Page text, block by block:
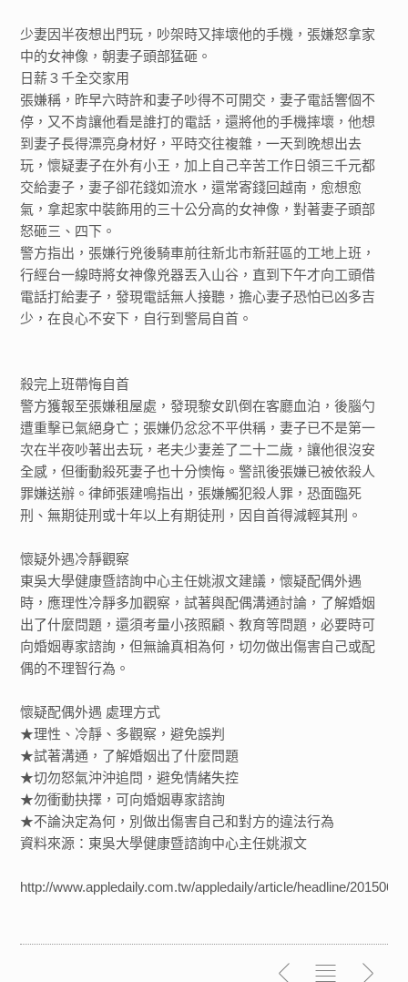
少妻因半夜想出門玩，吵架時又摔壞他的手機，張嫌怒拿家
中的女神像，朝妻子頭部猛砸。
日薪３千全交家用
張嫌稱，昨早六時許和妻子吵得不可開交，妻子電話響個不
停，又不肯讓他看是誰打的電話，還將他的手機摔壞，他想
到妻子長得漂亮身材好，平時交往複雜，一天到晚想出去
玩，懷疑妻子在外有小王，加上自己辛苦工作日領三千元都
交給妻子，妻子卻花錢如流水，還常寄錢回越南，愈想愈
氣，拿起家中裝飾用的三十公分高的女神像，對著妻子頭部
怒砸三、四下。
警方指出，張嫌行兇後騎車前往新北市新莊區的工地上班，
行經台一線時將女神像兇器丟入山谷，直到下午才向工頭借
電話打給妻子，發現電話無人接聽，擔心妻子恐怕已凶多吉
少，在良心不安下，自行到警局自首。
殺完上班帶悔自首
警方獲報至張嫌租屋處，發現黎女趴倒在客廳血泊，後腦勺
遭重擊已氣絕身亡；張嫌仍忿忿不平供稱，妻子已不是第一
次在半夜吵著出去玩，老夫少妻差了二十二歲，讓他很沒安
全感，但衝動殺死妻子也十分懊悔。警訊後張嫌已被依殺人
罪嫌送辦。律師張建鳴指出，張嫌觸犯殺人罪，恐面臨死
刑、無期徒刑或十年以上有期徒刑，因自首得減輕其刑。
懷疑外遇冷靜觀察
東吳大學健康暨諮詢中心主任姚淑文建議，懷疑配偶外遇
時，應理性冷靜多加觀察，試著與配偶溝通討論，了解婚姻
出了什麼問題，還須考量小孩照顧、教育等問題，必要時可
向婚姻專家諮詢，但無論真相為何，切勿做出傷害自己或配
偶的不理智行為。
懷疑配偶外遇 處理方式
★理性、冷靜、多觀察，避免誤判
★試著溝通，了解婚姻出了什麼問題
★切勿怒氣沖沖追問，避免情緒失控
★勿衝動抉擇，可向婚姻專家諮詢
★不論決定為何，別做出傷害自己和對方的違法行為
資料來源：東吳大學健康暨諮詢中心主任姚淑文
http://www.appledaily.com.tw/appledaily/article/headline/